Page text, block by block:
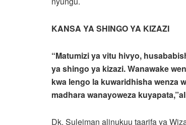
KANSA YA SHINGO YA KIZAZI
“Matumizi ya vitu hivyo,
ya shingo ya kizazi. Wanawake
kwa lengo la kuwaridhisha wenza
madhara wanayoweza
Dk. Suleiman alinukuu taarifa ya